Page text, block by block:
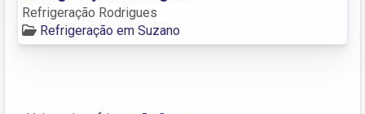
Refrigeração Rodrigues
Refrigeração em Suzano